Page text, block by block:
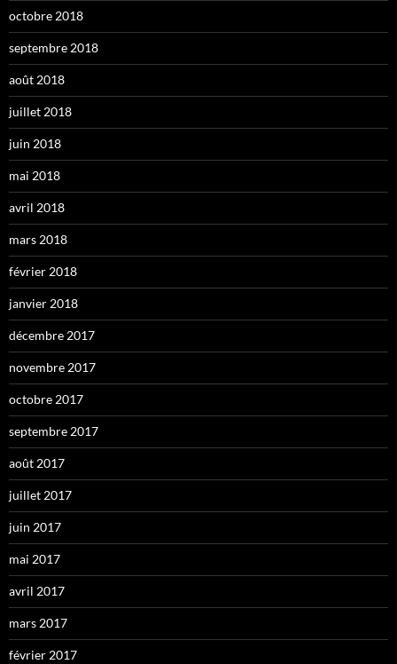
octobre 2018
septembre 2018
août 2018
juillet 2018
juin 2018
mai 2018
avril 2018
mars 2018
février 2018
janvier 2018
décembre 2017
novembre 2017
octobre 2017
septembre 2017
août 2017
juillet 2017
juin 2017
mai 2017
avril 2017
mars 2017
février 2017